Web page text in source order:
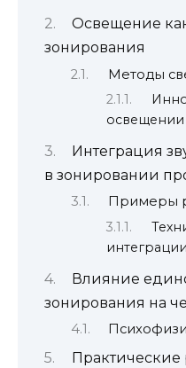
Освещение
зонирования
Методы
освещении
Интеграция
в зонировании
Примеры
интеграции
Влияние
зонирования на